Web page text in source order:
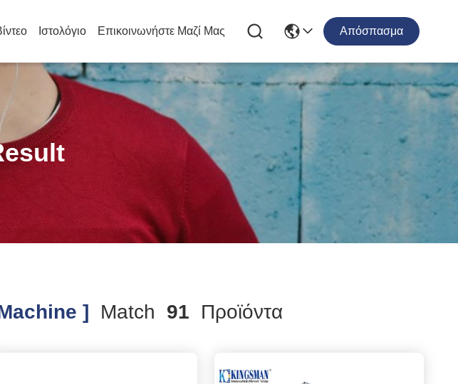
Ιστολόγιο Επικοινωνήστε Μαζί Μας Απόσπασμα
] Match 91 Προϊόντα